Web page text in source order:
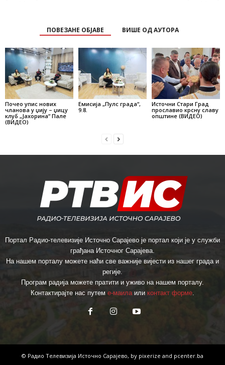
ПОВЕЗАНЕ ОБЈАВЕ ВИШЕ ОД АУТОРА
Почео упис нових
чланова у џију – џицу
клуб „Јахорина“ Пале
(ВИДЕО)
Емисија „Пулс града“,
9.8.
Источни Стари Град
прославио крсну славу
општине (ВИДЕО)
Портал Радио-телевизије Источно Сарајево је портал који је у служби
грађана Источног Сарајева.
На нашем порталу можете наћи све важније вијести из нашег града и
регије.
Програм радија можете пратити и уживо на нашем порталу.
Контактирајте нас путем е-маила или контакт форме
© Радио Телевизија Источно Сарајево, by pixerize and pcenter.ba